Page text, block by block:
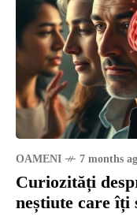
OAMENI 7 months
Curiozități
neștiute care îți